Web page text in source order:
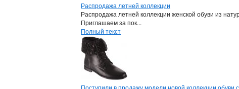
Распродажа летней коллекции
Распродажа летней коллекции женской обуви из
Приглашаем за пок...
Полный текст
Поступили в продажу модели новой коллекции обуви